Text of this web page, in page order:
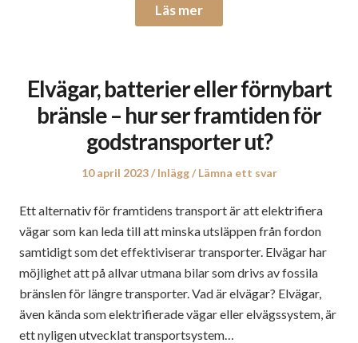
Läs mer
Elvägar, batterier eller förnybart
bränsle – hur ser framtiden för
godstransporter ut?
Publicerat
10 april 2023
Publicerat
Inlägg Lämna ett svar
Ett alternativ för framtidens transport är att elektrifiera
vägar som kan leda till att minska utsläppen från fordon
samtidigt som det effektiviserar transporter. Elvägar har
möjlighet att på allvar utmana bilar som drivs av fossila
bränslen för längre transporter. Vad är elvägar? Elvägar,
även kända som elektrifierade vägar eller elvägssystem, är
ett nyligen utvecklat transportsystem…